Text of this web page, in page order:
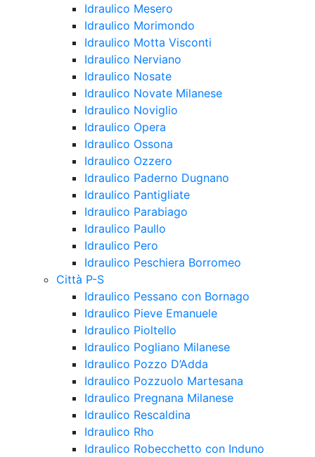
Idraulico Mesero
Idraulico Morimondo
Idraulico Motta Visconti
Idraulico Nerviano
Idraulico Nosate
Idraulico Novate Milanese
Idraulico Noviglio
Idraulico Opera
Idraulico Ossona
Idraulico Ozzero
Idraulico Paderno Dugnano
Idraulico Pantigliate
Idraulico Parabiago
Idraulico Paullo
Idraulico Pero
Idraulico Peschiera Borromeo
Città P-S
Idraulico Pessano con Bornago
Idraulico Pieve Emanuele
Idraulico Pioltello
Idraulico Pogliano Milanese
Idraulico Pozzo D’Adda
Idraulico Pozzuolo Martesana
Idraulico Pregnana Milanese
Idraulico Rescaldina
Idraulico Rho
Idraulico Robecchetto con Induno